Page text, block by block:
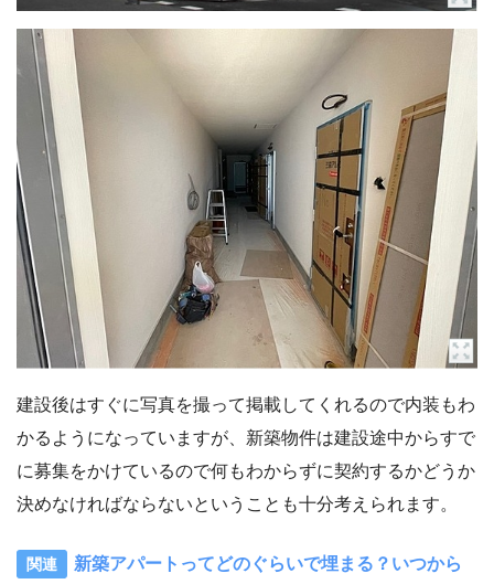
建設後はすぐに写真を撮って掲載してくれるので内装もわ
かるようになっていますが、新築物件は建設途中からすで
に募集をかけているので何もわからずに契約するかどうか
決めなければならないということも十分考えられます。
新築アパートってどのぐらいで埋まる？いつから